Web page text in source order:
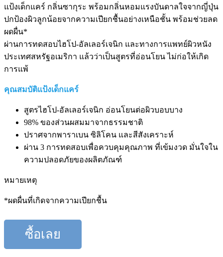
แป้งเด็กแคร์ กลิ่นซากุระ พร้อมกลิ่นหอมแรงบันดาลใจจากญี่ปุ่น
ปกป้องผิวลูกน้อยจากความเปียกชื้นอย่างเหนือชั้น พร้อมช่วยลด
ผดผื่น*
ผ่านการทดสอบไฮโป-อัลเลอร์เจนิก และทางการแพทย์ผิวหนัง
ประเทศสหรัฐอเมริกา แล้วว่าเป็นสูตรที่อ่อนโยน ไม่ก่อให้เกิด
การแพ้
คุณสมบัติแป้งเด็กแคร์
สูตรไฮโป-อัลเลอร์เจนิก อ่อนโยนต่อผิวบอบบาง
98% ของส่วนผสมมาจากธรรมชาติ
ปราศจากพาราเบน ซิลิโคน และสีสังเคราะห์
ผ่าน 3 การทดสอบเพื่อควบคุมคุณภาพ ที่เข้มงวด มั่นใจใน
ความปลอดภัยของผลิตภัณฑ์
หมายเหตุ
*ผดผื่นที่เกิดจากความเปียกชื้น
ซื้อเลย